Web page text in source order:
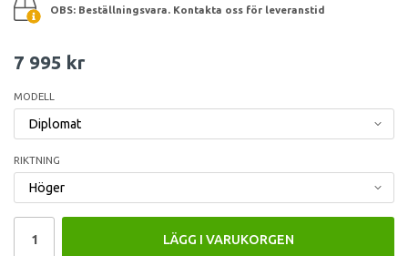
OBS: Beställningsvara. Kontakta oss för leveranstid
7 995 kr
MODELL
RIKTNING
LÄGG I VARUKORGEN